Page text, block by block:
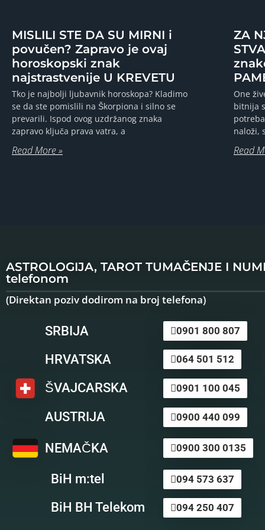
MISLILI STE DA SU MIRNI i
povučen? Zapravo je ovaj
horoskopski znak
najstrastvenije U KREVETU
Tko je najbolji ljubavnik horoskopa? Kladimo
se da ste pomislili na Škorpiona i silno se
prevarili. Ispod ovog uzdržanog znaka
zapravo ključa prava vatra, a
Read More »
ZA
One
bitnija
naloži,
Read
ASTROLOGIJA, TAROT TUMAČENJE I
telefonom
(Direktan poziv dodirom na broj telefona)
SRBIJA 0901 800 807
HRVATSKA 064 501 512
ŠVAJCARSKA 0901 100 045
AUSTRIJA 0900 440 099
NEMAČKA 0900 300 0135
BiH m:tel 094 573 637
BiH BH Telekom 094 250 407